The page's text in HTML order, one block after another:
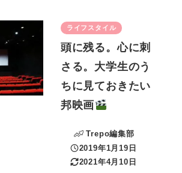
ライフスタイル
頭に残る。心に刺
さる。大学生のう
ちに見ておきたい
邦映画
Trepo編集部
投稿日
2019年1月19日
更新日
2021年4月10日